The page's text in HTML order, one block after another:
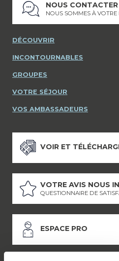
NOUS CONTACTER
NOUS SOMMES À VOTRE
DÉCOUVRIR
INCONTOURNABLES
GROUPES
VOTRE SÉJOUR
VOS AMBASSADEURS
VOIR ET
VOTRE AVIS NOUS
QUESTIONNAIRE DE
ESPACE PRO